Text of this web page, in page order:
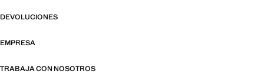
DEVOLUCIONES
EMPRESA
TRABAJA CON NOSOTROS